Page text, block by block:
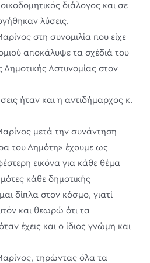
διάλογος και σε
λύσεις.
στη συνομιλία που είχε
αποκάλυψε τα σχέδιά του
Δημοτικής Αστυνομίας στον
ήταν και η αντιδήμαρχος κ.
μετά την συνάντηση
του Δημότη» έχουμε ως
εικόνα για κάθε θέμα
κάθε δημοτικής
δίπλα στον κόσμο, γιατί
και θεωρώ ότι τα
έχεις και ο ίδιος γνώμη και
τηρώντας όλα τα